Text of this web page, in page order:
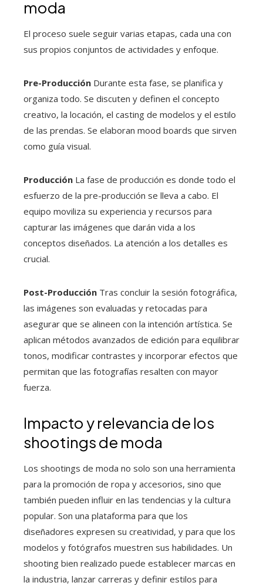
moda
El proceso suele seguir varias etapas, cada una con
sus propios conjuntos de actividades y enfoque.
Pre-Producción Durante esta fase, se planifica y
organiza todo. Se discuten y definen el concepto
creativo, la locación, el casting de modelos y el estilo
de las prendas. Se elaboran mood boards que sirven
como guía visual.
Producción La fase de producción es donde todo el
esfuerzo de la pre-producción se lleva a cabo. El
equipo moviliza su experiencia y recursos para
capturar las imágenes que darán vida a los
conceptos diseñados. La atención a los detalles es
crucial.
Post-Producción Tras concluir la sesión fotográfica,
las imágenes son evaluadas y retocadas para
asegurar que se alineen con la intención artística. Se
aplican métodos avanzados de edición para equilibrar
tonos, modificar contrastes y incorporar efectos que
permitan que las fotografías resalten con mayor
fuerza.
Impacto y relevancia de los
shootings de moda
Los shootings de moda no solo son una herramienta
para la promoción de ropa y accesorios, sino que
también pueden influir en las tendencias y la cultura
popular. Son una plataforma para que los
diseñadores expresen su creatividad, y para que los
modelos y fotógrafos muestren sus habilidades. Un
shooting bien realizado puede establecer marcas en
la industria, lanzar carreras y definir estilos para